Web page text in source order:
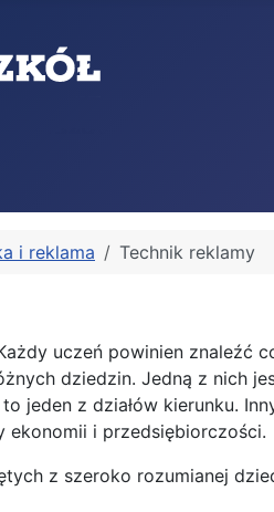
i reklama Technik reklamy
uczeń powinien znaleźć
dziedzin. Jedną z nich
jeden z działów kierunku.
ekonomii i przedsiębiorczości.
z szeroko rozumianej